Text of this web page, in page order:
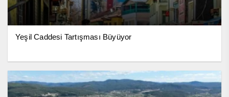
Yeşil Caddesi Tartışması Büyüyor